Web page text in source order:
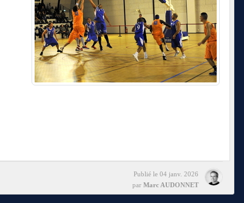
Publié le 04 janv. 2026
par Marc AUDONNET